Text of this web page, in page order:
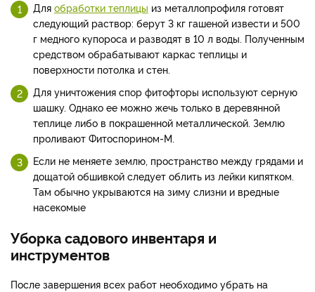
Для обработки теплицы из металлопрофиля готовят
следующий раствор: берут 3 кг гашеной извести и 500
г медного купороса и разводят в 10 л воды. Полученным
средством обрабатывают каркас теплицы и
поверхности потолка и стен.
Для уничтожения спор фитофторы используют серную
шашку. Однако ее можно жечь только в деревянной
теплице либо в покрашенной металлической. Землю
проливают Фитоспорином-М.
Если не меняете землю, пространство между грядами и
дощатой обшивкой следует облить из лейки кипятком.
Там обычно укрываются на зиму слизни и вредные
насекомые
Уборка садового инвентаря и
инструментов
После завершения всех работ необходимо убрать на